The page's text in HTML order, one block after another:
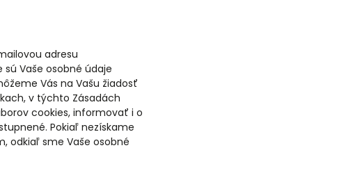
adresu
Vaše osobné údaje
Vás na Vašu žiadosť
v týchto Zásadách
cookies, informovať i o
Pokiaľ nezískame
odkiaľ sme Vaše osobné